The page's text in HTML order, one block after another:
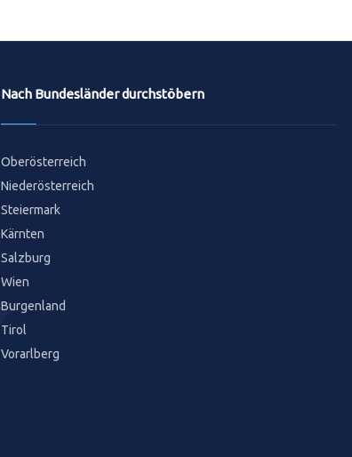
Nach Bundesländer durchstöbern
Oberösterreich
Niederösterreich
Steiermark
Kärnten
Salzburg
Wien
Burgenland
Tirol
Vorarlberg